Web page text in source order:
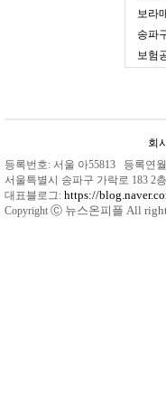
보라
송파
보험
회
등록번호: 서울 아55813 등록연
서울특별시 송파구 가락로 183 2
대표블로그: https://
Copyright Ⓒ 뉴스온피플 All